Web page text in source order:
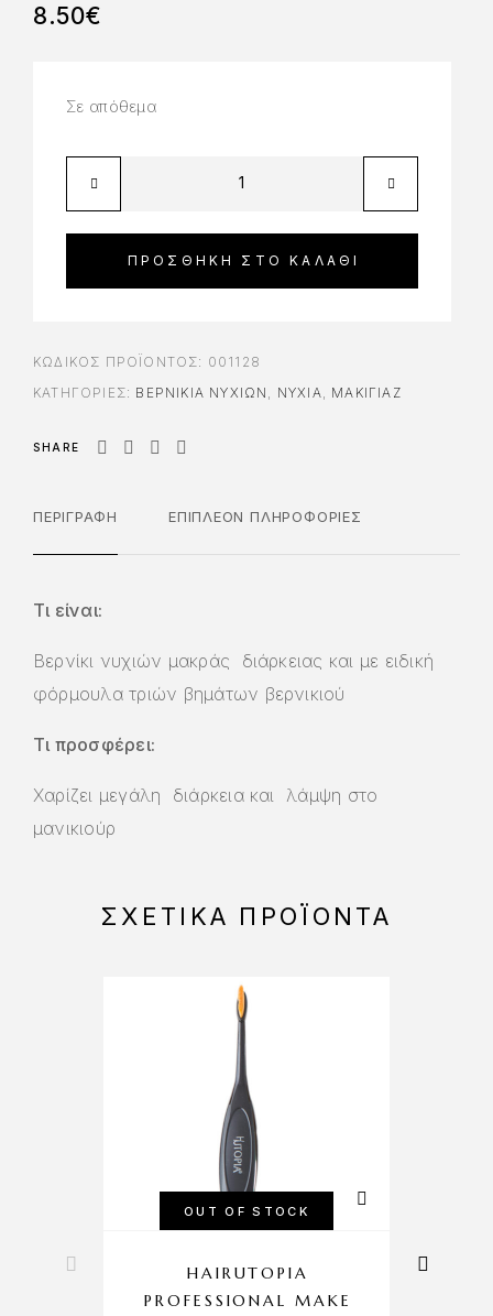
8.50€
Σε απόθεμα
ΠΡΟΣΘΉΚΗ ΣΤΟ ΚΑΛΆΘΙ
ΚΩΔΙΚΌΣ ΠΡΟΪΌΝΤΟΣ: 001128
ΚΑΤΗΓΟΡΊΕΣ: ΒΕΡΝΊΚΙΑ ΝΥΧΙΏΝ ΝΎΧΙΑ ΜΑΚΙΓΙΑΖ
SHARE
ΠΕΡΙΓΡΑΦΉ ΕΠΙΠΛΈΟΝ ΠΛΗΡΟΦΟΡΊΕΣ
Τι είναι:
Βερνίκι νυχιών μακράς διάρκειας και με ειδική
φόρμουλα τριών βημάτων βερνικιού
Τι προσφέρει:
Χαρίζει μεγάλη διάρκεια και λάμψη στο
μανικιούρ
ΣΧΕΤΙΚΆ ΠΡΟΪΌΝΤΑ
OUT OF STOCK
HAIRUTOPIA
PROFESSIONAL MAKE